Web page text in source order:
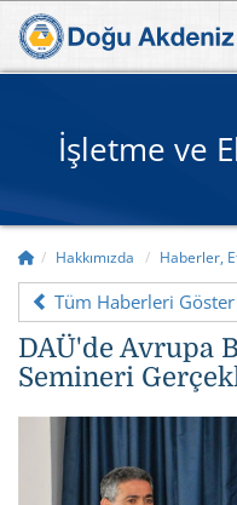
İşletme ve
Hakkımızda Haberler,
Tüm Haberleri Göster
DAÜ'de Avrupa
Semineri